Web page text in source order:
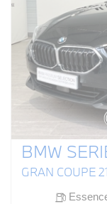
BMW
GRAN COUPE